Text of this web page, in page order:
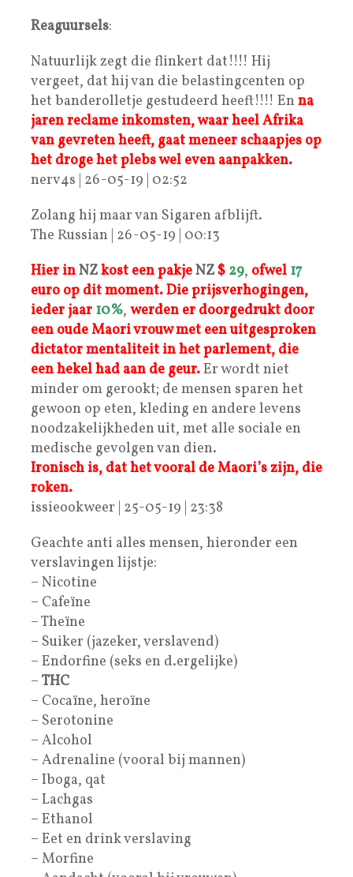
Reaguursels:
Natuurlijk zegt die flinkert dat!!!! Hij
vergeet, dat hij van die belastingcenten op
het banderolletje gestudeerd heeft!!!! En na
jaren reclame inkomsten, waar heel Afrika
van gevreten heeft, gaat meneer schaapjes op
het droge het plebs wel even aanpakken.
nerv4s | 26-05-19 | 02:52
Zolang hij maar van Sigaren afblijft.
The Russian | 26-05-19 | 00:13
Hier inNZkost een pakjeNZ $ 29, ofwel 17
euro op dit moment. Die prijsverhogingen,
ieder jaar 10%, werden er doorgedrukt door
een oude Maori vrouw met een uitgesproken
dictator mentaliteit in het parlement, die
een hekel had aan de geur.Er wordt niet
minder om gerookt; de mensen sparen het
gewoon op eten, kleding en andere levens
noodzakelijkheden uit, met alle sociale en
medische gevolgen van dien.
Ironisch is, dat het vooral de Maori’s zijn, die
roken.
issieookweer | 25-05-19 | 23:38
Geachte anti alles mensen, hieronder een
verslavingen lijstje:
– Nicotine
– Cafeïne
– Theïne
– Suiker (jazeker, verslavend)
– Endorfine (seks en d.ergelijke)
– THC
– Cocaïne, heroïne
– Serotonine
– Alcohol
– Adrenaline (vooral bij mannen)
– Iboga, qat
– Lachgas
– Ethanol
– Eet en drink verslaving
– Morfine